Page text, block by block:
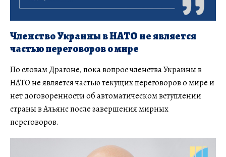
Членство Украины в НАТО не является
частью переговоров о мире
По словам Драгоне, пока вопрос членства Украины в
НАТО не является частью текущих переговоров о мире и
нет договоренности об автоматическом вступлении
страны в Альянс после завершения мирных
переговоров.